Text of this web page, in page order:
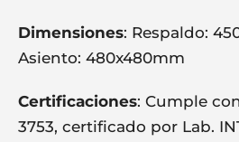
Dimensiones: Respaldo:
Asiento: 480x480mm
Certificaciones: Cumple
3753, certificado por Lab.